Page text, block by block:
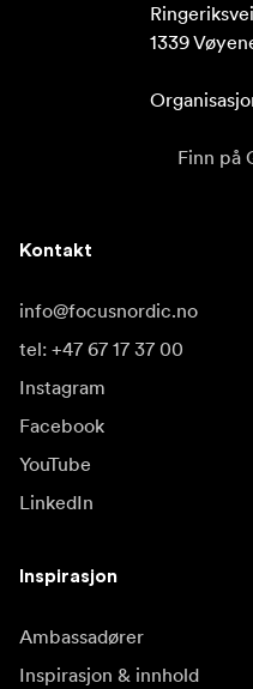
1339
Finn på
Kontakt
info@focusnordic.no
tel: +47 67 17 37 00
Instagram
Facebook
YouTube
LinkedIn
Inspirasjon
Ambassadører
Inspirasjon & innhold